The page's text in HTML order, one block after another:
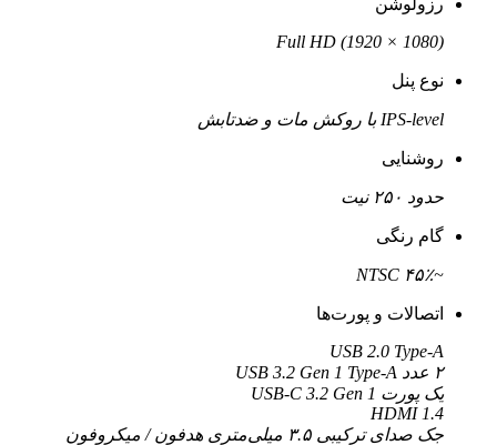
Full HD (1920 × 1080)
نوع پنل
IPS-level با روکش مات و ضدتابش
روشنایی
حدود ۲۵۰ نیت
گام رنگی
~۴۵٪ NTSC
اتصالات و پورت‌ها
USB 2.0 Type-A
۲ عدد USB 3.2 Gen 1 Type-A
یک پورت USB-C 3.2 Gen 1
HDMI 1.4
جک صدای ترکیبی ۳.۵ میلی‌متری هدفون / میکروفون